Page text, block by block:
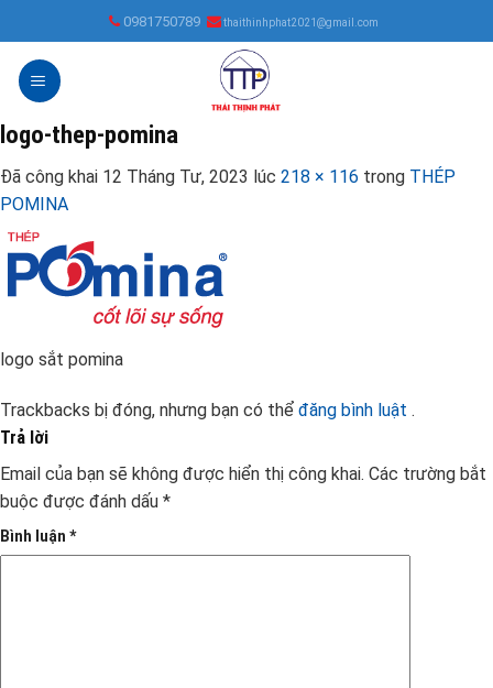
to
content
0981750789 thaithinhphat2021@gmail.com
logo-thep-pomina
Đã công khai 12 Tháng Tư, 2023 lúc 218 × 116 trong THÉP
POMINA
logo sắt pomina
Trackbacks bị đóng, nhưng bạn có thể đăng bình luật .
Trả lời
Email của bạn sẽ không được hiển thị công khai. Các trường bắt
buộc được đánh dấu *
Bình luận *